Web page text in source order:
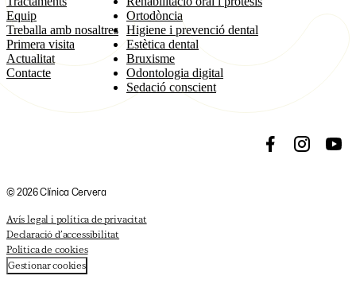
Equip
Treballa amb nosaltres
Primera visita
Actualitat
Contacte
Ortodòncia
Higiene i prevenció dental
Estètica dental
Bruxisme
Odontologia digital
Sedació conscient
FacebookInstagram
© 2026 Clínica Cervera
Avís legal i política de privacitat
Declaració d’accessibilitat
Política de cookies
Gestionar cookies